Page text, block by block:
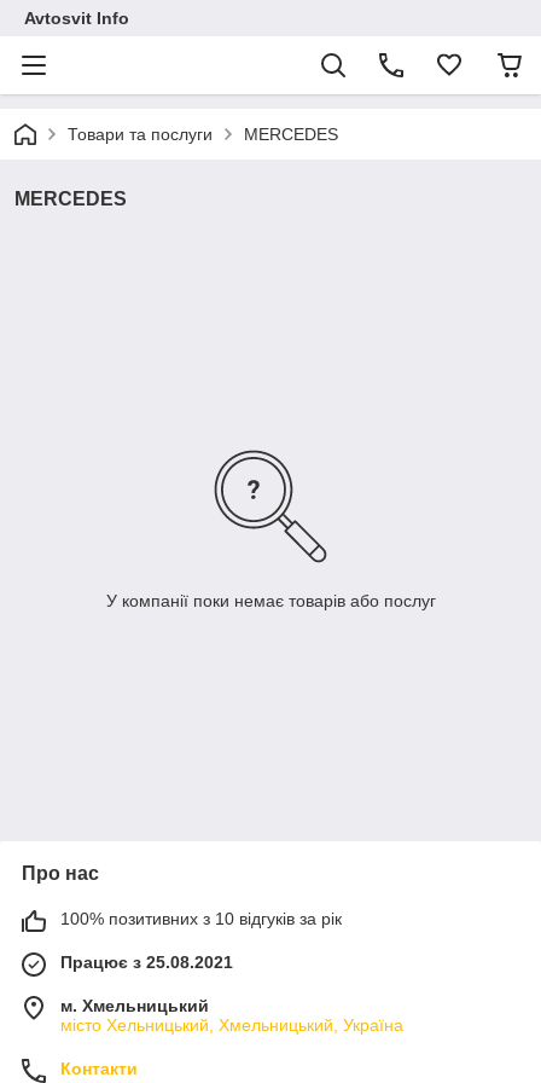
Avtosvit Info
Товари та послуги MERCEDES
MERCEDES
У компанії поки немає товарів або послуг
Про нас
100% позитивних з 10 відгуків за рік
Працює з 25.08.2021
м. Хмельницький
місто Хельницький, Хмельницький, Україна
Контакти